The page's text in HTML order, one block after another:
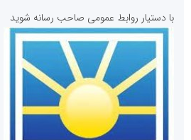
روابط عمومی خبرگزاری گزارش خبر
با دستیار روابط عمومی صاحب رسانه شوید